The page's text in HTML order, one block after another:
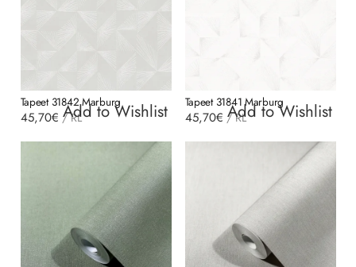
Tapeet 31842 Marburg
45,70€ /RL
Add to Wishlist Tapeet 31841 Marburg
45,70€ /RL
Add to Wishlist